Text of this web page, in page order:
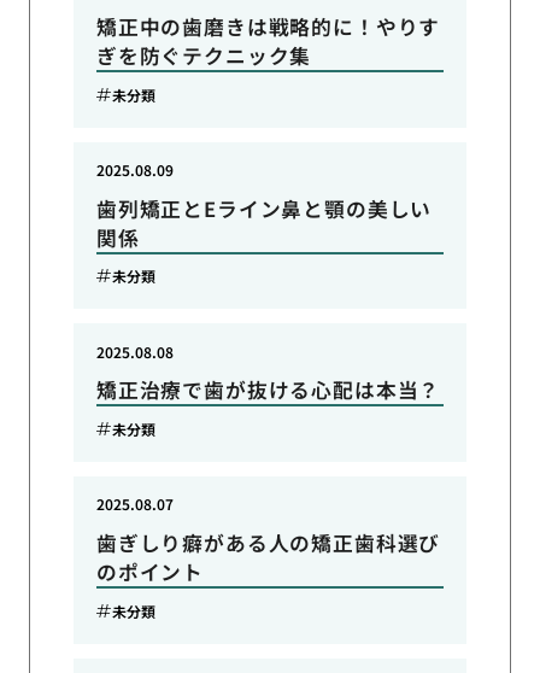
矯正中の歯磨きは戦略的に！やりす
ぎを防ぐテクニック集
未分類
歯列矯正とEライン鼻と顎の美しい
関係
2025.08.09
未分類
矯正治療で歯が抜ける心配は本当？
2025.08.08
未分類
歯ぎしり癖がある人の矯正歯科選び
のポイント
2025.08.07
未分類